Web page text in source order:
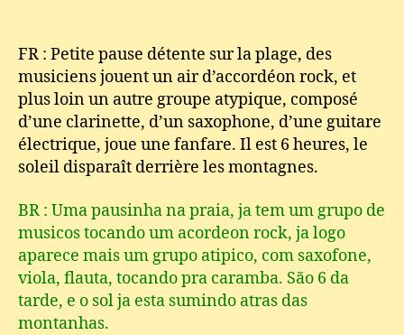
FR : Petite pause détente sur la plage, des
musiciens jouent un air d’accordéon rock, et
plus loin un autre groupe atypique, composé
d’une clarinette, d’un saxophone, d’une guitare
électrique, joue une fanfare. Il est 6 heures, le
soleil disparaît derrière les montagnes.
BR : Uma pausinha na praia, ja tem um grupo de
musicos tocando um acordeon rock, ja logo
aparece mais um grupo atipico, com saxofone,
viola, flauta, tocando pra caramba. São 6 da
tarde, e o sol ja esta sumindo atras das
montanhas.